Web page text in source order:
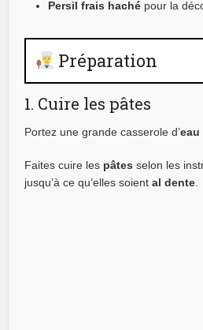
Persil frais haché pour la
Préparation
1. Cuire les pâtes
Portez une grande casserole d’eau
Faites cuire les pâtes selon les
jusqu’à ce qu’elles soiental dente